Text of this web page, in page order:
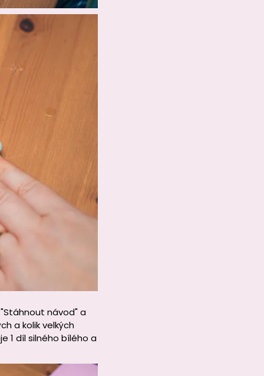
návod" a
a kolik velkých
1 díl silného bílého a